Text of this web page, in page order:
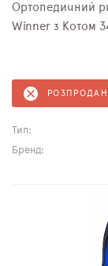
Ортопедичний
Winner з
Тип:
Бренд: